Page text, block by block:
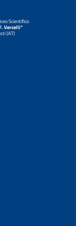
Scientifico
Vercelli"
(AT)